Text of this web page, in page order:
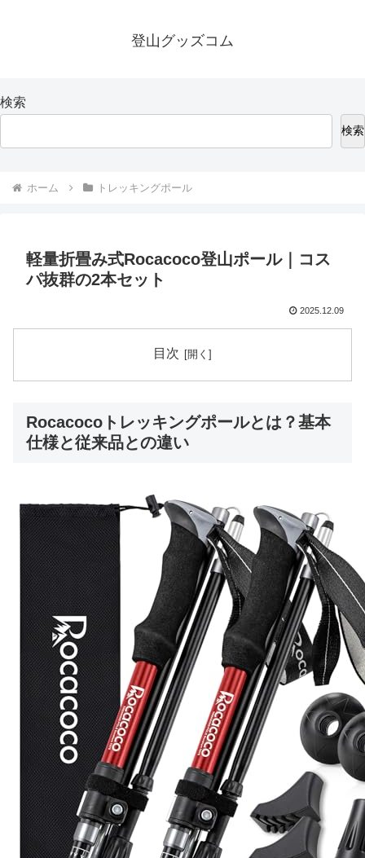
登山グッズコム
検索
検索
ホーム トレッキングポール
軽量折畳み式Rocacoco登山ポール｜コス
パ抜群の2本セット
2025.12.09
目次
Rocacocoトレッキングポールとは？基本
仕様と従来品との違い